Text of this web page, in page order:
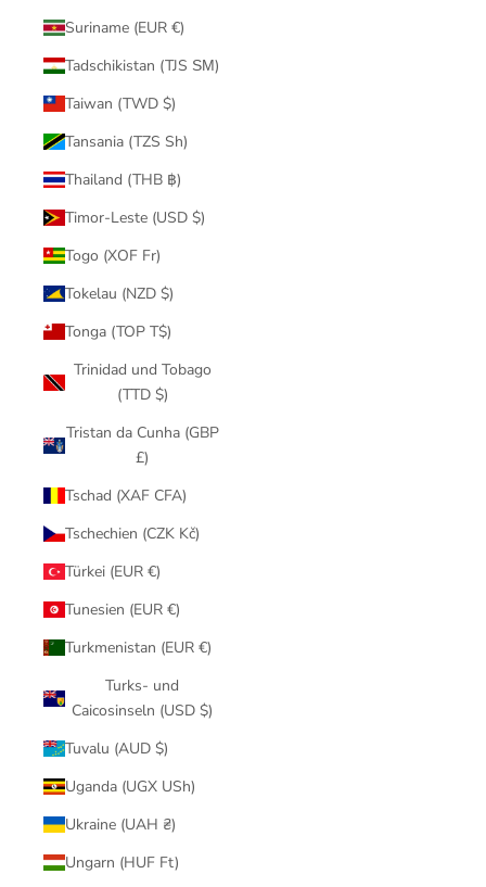
Suriname (EUR €)
Tadschikistan (TJS ЅМ)
Taiwan (TWD $)
Tansania (TZS Sh)
Thailand (THB ฿)
Timor-Leste (USD $)
Togo (XOF Fr)
Tokelau (NZD $)
Tonga (TOP T$)
Trinidad und Tobago
(TTD $)
Tristan da Cunha (GBP
£)
Tschad (XAF CFA)
Tschechien (CZK Kč)
Türkei (EUR €)
Tunesien (EUR €)
Turkmenistan (EUR €)
Turks- und
Caicosinseln (USD $)
Tuvalu (AUD $)
Uganda (UGX USh)
Ukraine (UAH ₴)
Ungarn (HUF Ft)